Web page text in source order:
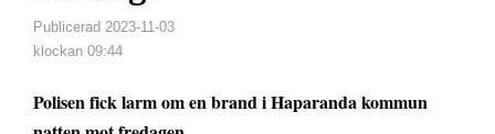
Publicerad 2023-11-03
klockan 09:44
Polisen fick larm om en brand i Haparanda kommun